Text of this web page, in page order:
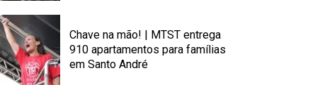
Chave na mão! | MTST entrega
910 apartamentos para famílias
em Santo André